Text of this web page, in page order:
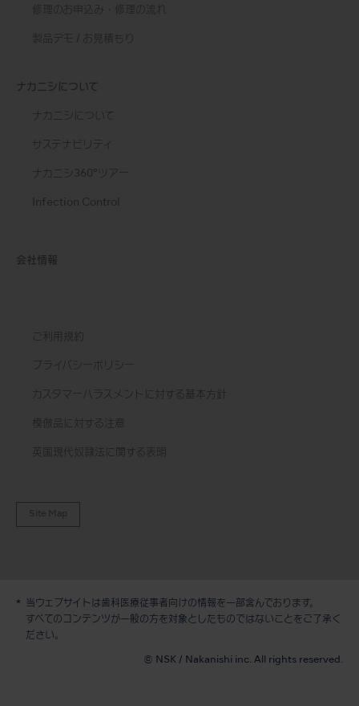
デモ / 見積依頼
修理のお申込み・修理の流れ
製品デモ / お見積もり
ナカニシについて
ナカニシについて
サステナビリティ
ナカニシ360°ツアー
Infection Control
会社情報
ご利用規約
プライバシーポリシー
カスタマーハラスメントに対する基本方針
模倣品に対する注意
英国現代奴隷法に関する表明
Site Map
当ウェブサイトは歯科医療従事者向けの情報を一部含んでおります。
すべてのコンテンツが一般の方を対象としたものではないことをご了承く
ださい。
© NSK / Nakanishi inc. All rights reserved.